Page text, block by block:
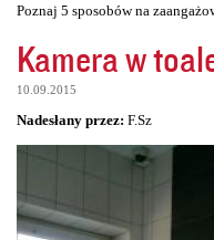
Poznaj 5 sposobów na
Kamera w
10.09.2015
Nadesłany przez: F.Sz